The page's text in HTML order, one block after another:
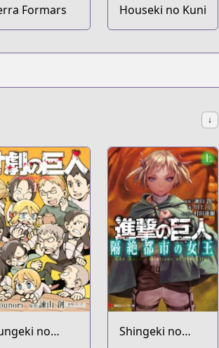
Formars Houseki no Kuni
↓
no
Shingeki no